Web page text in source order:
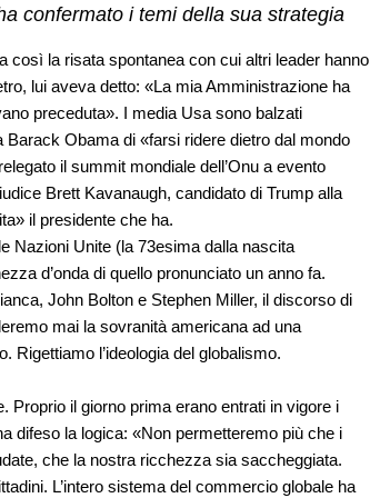
confermato i temi della sua strategia
la risata spontanea con cui altri leader hanno
lui aveva detto: «La mia Amministrazione ha
preceduta». I media Usa sono balzati
Barack Obama di «farsi ridere dietro dal mondo
il summit mondiale dell’Onu a evento
Brett Kavanaugh, candidato di Trump alla
il presidente che ha.
Nazioni Unite (la 73esima dalla nascita
d’onda di quello pronunciato un anno fa.
John Bolton e Stephen Miller, il discorso di
mai la sovranità americana ad una
Rigettiamo l’ideologia del globalismo.
Proprio il giorno prima erano entrati in vigore i
difeso la logica: «Non permetteremo più che i
che la nostra ricchezza sia saccheggiata.
L’intero sistema del commercio globale ha